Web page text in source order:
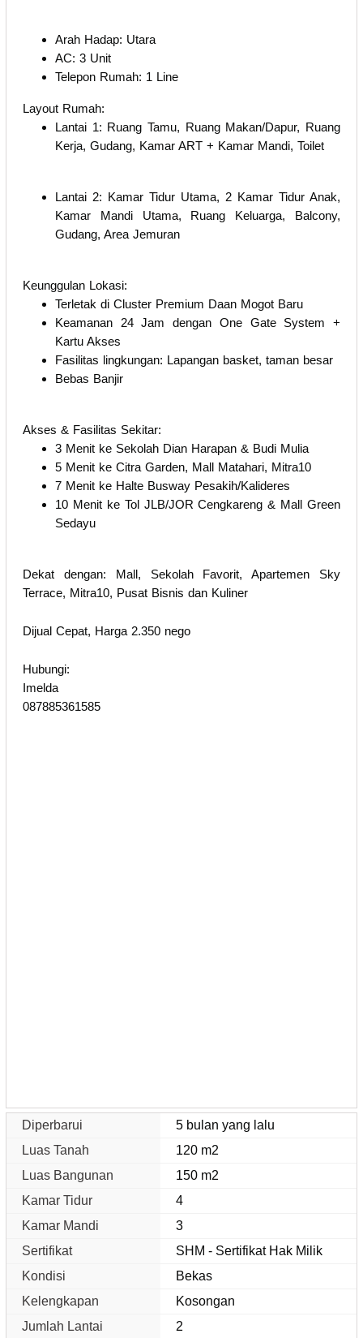
Arah Hadap: Utara
AC: 3 Unit
Telepon Rumah: 1 Line
Layout Rumah:
Lantai 1: Ruang Tamu, Ruang Makan/Dapur, Ruang
Kerja, Gudang, Kamar ART + Kamar Mandi, Toilet
Lantai 2: Kamar Tidur Utama, 2 Kamar Tidur Anak,
Kamar Mandi Utama, Ruang Keluarga, Balcony,
Gudang, Area Jemuran
Keunggulan Lokasi:
Terletak di Cluster Premium Daan Mogot Baru
Keamanan 24 Jam dengan One Gate System +
Kartu Akses
Fasilitas lingkungan: Lapangan basket, taman besar
Bebas Banjir
Akses & Fasilitas Sekitar:
3 Menit ke Sekolah Dian Harapan & Budi Mulia
5 Menit ke Citra Garden, Mall Matahari, Mitra10
7 Menit ke Halte Busway Pesakih/Kalideres
10 Menit ke Tol JLB/JOR Cengkareng & Mall Green
Sedayu
Dekat dengan: Mall, Sekolah Favorit, Apartemen Sky
Terrace, Mitra10, Pusat Bisnis dan Kuliner
Dijual Cepat, Harga 2.350 nego
Hubungi:
Imelda
087885361585
Diperbarui
5 bulan yang lalu
Luas Tanah
120 m2
Luas Bangunan
150 m2
Kamar Tidur
4
Kamar Mandi
3
Sertifikat
SHM - Sertifikat Hak Milik
Kondisi
Bekas
Kelengkapan
Kosongan
Jumlah Lantai
2